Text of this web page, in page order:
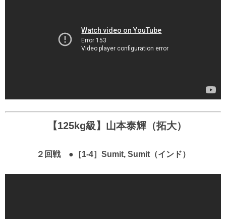
【125kg級】山本泰輝（拓大）
２回戦 ●［1-4］Sumit, Sumit（インド）